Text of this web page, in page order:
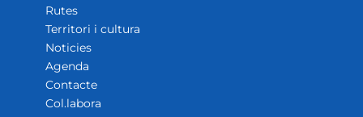
Rutes
Territori i cultura
Noticies
Agenda
Contacte
Col.labora